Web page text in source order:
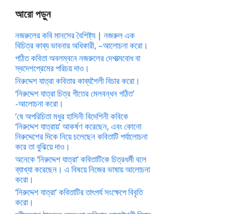
আরো পড়ুন
নজরুলের কবি মানসের বৈশিষ্ট্য | নজরুল এক
বিচিত্র কাব্য ভাবনার অধিকারী, –আলোচনা করো।
পঠিত কবিতা অবলম্বনে নজরুলের দেশাত্মবোধ বা
স্বদেশপ্রেমের পরিচয় দাও।
নিরুদ্দেশ যাত্রা কবিতার কাব্যশৈলী বিচার করো।
‘নিরুদ্দেশ যাত্রা চিত্র গীতের মেলবন্ধন গঠিত’
-আলোচনা করো।
‘ষে অপরিচিতা মধুর হাসিনী বিদেশিনী কবিকে
‘নিরুদ্দেশ যাত্রায়’ আকর্ষণ করেছেন, এবং কোনো
নিরুদ্দেশের দিকে নিয়ে চলেছেন কবিতাটি পর্যালোচনা
করে তা বুঝিয়ে দাও।
অনেকে ‘নিরুদ্দেশ যাত্রা’ কবিতাটিকে চিত্রধর্মী বলে
ব্যাখ্যা করেছেন। এ বিষয়ে নিজের ভাষায় আলোচনা
করো।
‘নিরুদ্দেশ যাত্রা’ কবিতাটির তাৎপর্য সংক্ষেপে বিবৃতি
করো।